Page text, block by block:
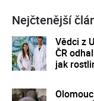
Nejčtenější
Vědci z
ČR
jak